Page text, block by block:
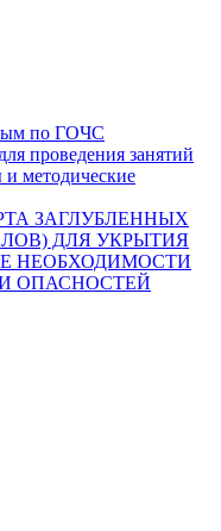
по ГОЧС
проведения занятий
методические
ЗАГЛУБЛЕННЫХ
ДЛЯ УКРЫТИЯ
НЕОБХОДИМОСТИ
ОПАСНОСТЕЙ